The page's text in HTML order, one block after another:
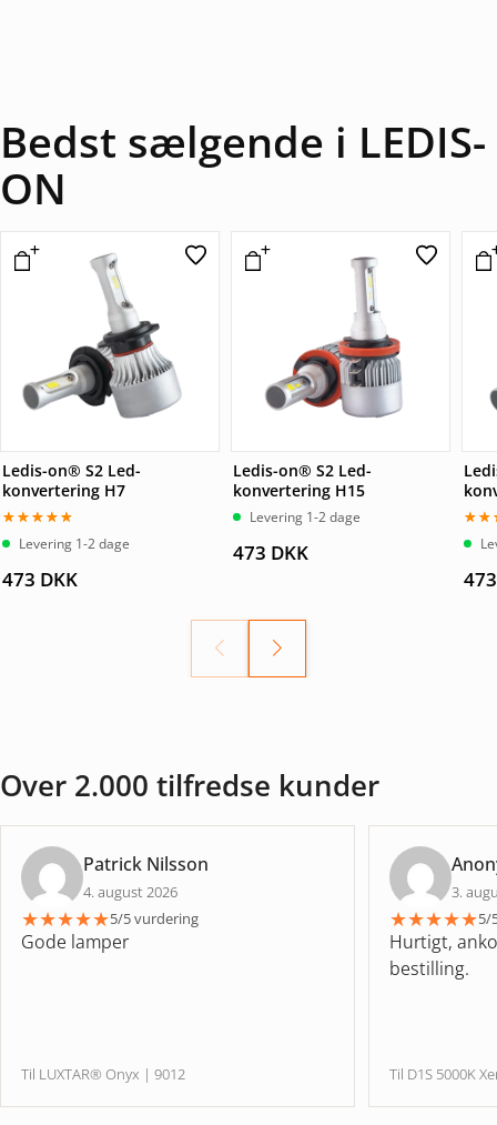
Bedst sælgende i LEDIS-
ON
Ledis-on® S2 Led-
konvertering H7
Vurderet
4.67ud
Levering 1-2 dage
473 DKK
Ledis-on® S2 Led-
konvertering H15
Levering 1-2 dage
473 DKK
5.00
Over 2.000 tilfredse kunder
Patrick Nilsson
4. august 2026
★★★★★5/5 vurdering
Gode lamper
Til LUXTAR® Onyx | 9012
3.
★★★★★5/
Hurtigt,
bestilling.
Til D1S 5000K